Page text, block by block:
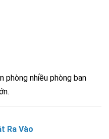
phòng nhiều phòng ban
Ra Vào